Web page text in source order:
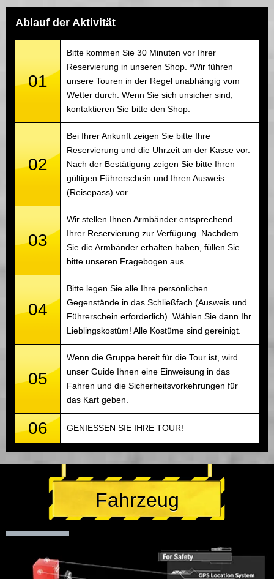
Ablauf der Aktivität
01
Bitte kommen Sie 30 Minuten vor Ihrer
Reservierung in unseren Shop. *Wir führen
unsere Touren in der Regel unabhängig vom
Wetter durch. Wenn Sie sich unsicher sind,
kontaktieren Sie bitte den Shop.
02
Bei Ihrer Ankunft zeigen Sie bitte Ihre
Reservierung und die Uhrzeit an der Kasse vor.
Nach der Bestätigung zeigen Sie bitte Ihren
gültigen Führerschein und Ihren Ausweis
(Reisepass) vor.
03
Wir stellen Ihnen Armbänder entsprechend
Ihrer Reservierung zur Verfügung. Nachdem
Sie die Armbänder erhalten haben, füllen Sie
bitte unseren Fragebogen aus.
04
Bitte legen Sie alle Ihre persönlichen
Gegenstände in das Schließfach (Ausweis und
Führerschein erforderlich). Wählen Sie dann Ihr
Lieblingskostüm! Alle Kostüme sind gereinigt.
05
Wenn die Gruppe bereit für die Tour ist, wird
unser Guide Ihnen eine Einweisung in das
Fahren und die Sicherheitsvorkehrungen für
das Kart geben.
06 GENIESSEN SIE IHRE TOUR!
Fahrzeug